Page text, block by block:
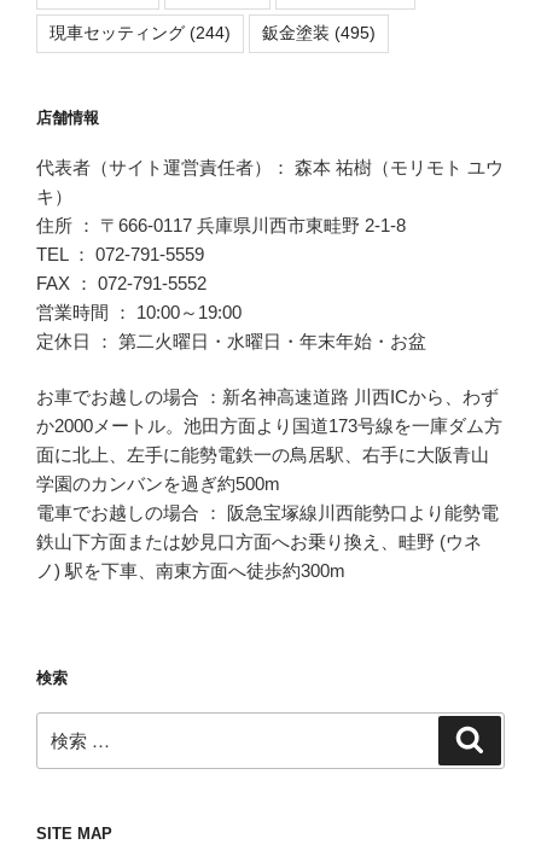
現車セッティング (244) 鈑金塗装 (495)
店舗情報
代表者（サイト運営責任者）： 森本 祐樹（モリモト ユウ
キ）
住所 ： 〒666-0117 兵庫県川西市東畦野 2-1-8
TEL ： 072-791-5559
FAX ： 072-791-5552
営業時間 ： 10:00～19:00
定休日 ： 第二火曜日・水曜日・年末年始・お盆
お車でお越しの場合 ：新名神高速道路 川西ICから、わず
か2000メートル。池田方面より国道173号線を一庫ダム方
面に北上、左手に能勢電鉄一の鳥居駅、右手に大阪青山
学園のカンバンを過ぎ約500m
電車でお越しの場合 ： 阪急宝塚線川西能勢口より能勢電
鉄山下方面または妙見口方面へお乗り換え、畦野 (ウネ
ノ) 駅を下車、南東方面へ徒歩約300m
検索
索:
SITE MAP